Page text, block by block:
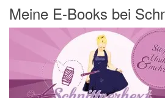
Meine E-Books bei